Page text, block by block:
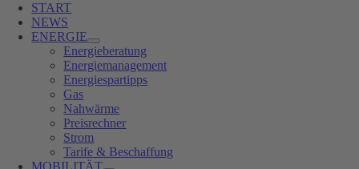
START
NEWS
ENERGIE
Energieberatung
Energiemanagement
Energiespartipps
Gas
Nahwärme
Preisrechner
Strom
Tarife & Beschaffung
MOBILITÄT